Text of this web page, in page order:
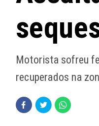
Motorista sofreu
recuperados na